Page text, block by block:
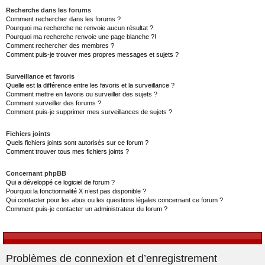
Recherche dans les forums
Comment rechercher dans les forums ?
Pourquoi ma recherche ne renvoie aucun résultat ?
Pourquoi ma recherche renvoie une page blanche ?!
Comment rechercher des membres ?
Comment puis-je trouver mes propres messages et sujets ?
Surveillance et favoris
Quelle est la différence entre les favoris et la surveillance ?
Comment mettre en favoris ou surveiller des sujets ?
Comment surveiller des forums ?
Comment puis-je supprimer mes surveillances de sujets ?
Fichiers joints
Quels fichiers joints sont autorisés sur ce forum ?
Comment trouver tous mes fichiers joints ?
Concernant phpBB
Qui a développé ce logiciel de forum ?
Pourquoi la fonctionnalité X n’est pas disponible ?
Qui contacter pour les abus ou les questions légales concernant ce forum ?
Comment puis-je contacter un administrateur du forum ?
Problèmes de connexion et d’enregistrement